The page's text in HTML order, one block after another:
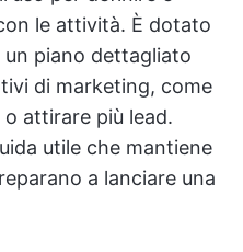
le attività. È dotato
piano dettagliato
di marketing, come
attirare più lead.
utile che mantiene
a lanciare una